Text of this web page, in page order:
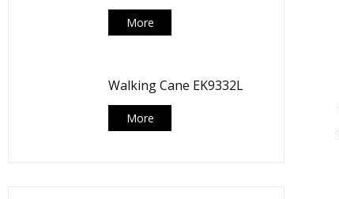
More
Walking Cane EK9332L
More